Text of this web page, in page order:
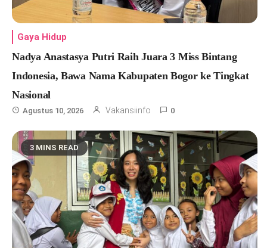
Gaya Hidup
Nadya Anastasya Putri Raih Juara 3 Miss Bintang
Indonesia, Bawa Nama Kabupaten Bogor ke Tingkat
Nasional
Agustus 10, 2026 Vakansiinfo 0
3 MINS READ